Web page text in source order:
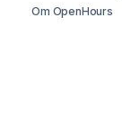
Om OpenHours